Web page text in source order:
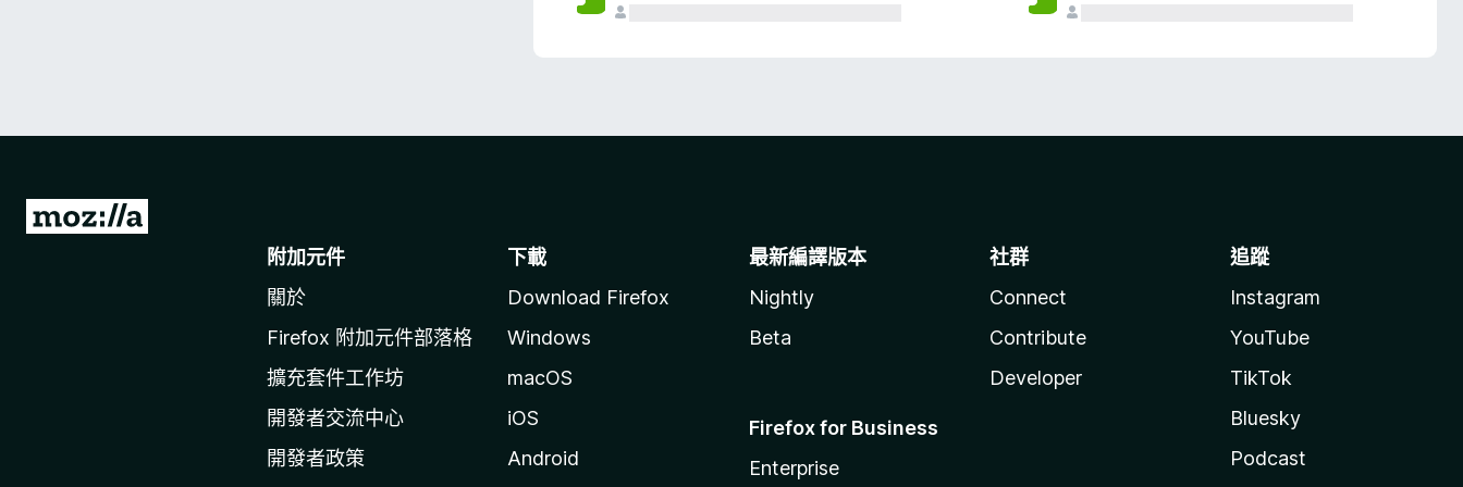
前
附加元件
關於
Firefox 附加元件部落格
擴充套件工作坊
開發者交流中心
開發者政策
下載
Download Firefox
Windows
macOS
iOS
Android
最新編譯版本
Nightly
Beta
Firefox for Business
Enterprise
社群
Connect
Contribute
Developer
追蹤
Instagram
YouTube
TikTok
Bluesky
Podcast